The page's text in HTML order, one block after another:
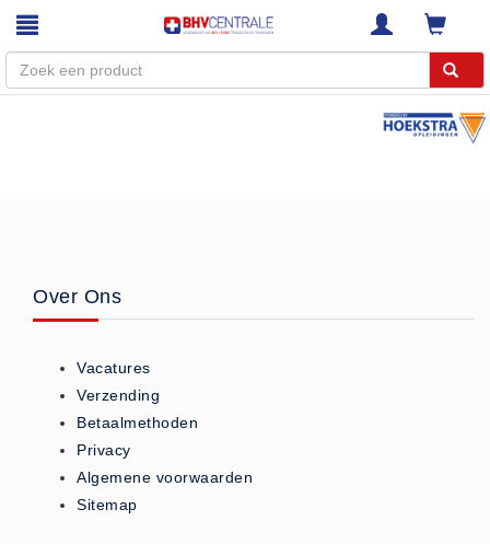
Diensten
RI&E
Bedrijfsnoodplannen
VCA Trajecten
ISO 9001 Begeleiding
Over Ons
Vacatures
Verzending
Betaalmethoden
Privacy
Algemene voorwaarden
Sitemap